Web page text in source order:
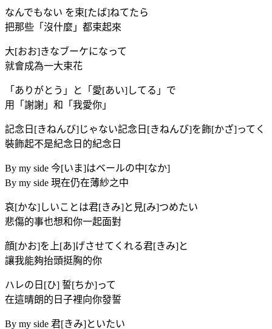
なんでもない を束[たば]ねてたら
把那些「沒什麼」都束起來
大[おお]きなブーケになって
就會成為一大束花
「ありがとう」と「愛[あい]してる」で
用「謝謝」和「我愛你」
記念日[きねんび]じゃない記念日[きねんび]を飾[かざ]ってく
裝飾起不是紀念日的紀念日
By my side 今[いま]はベールの中[なか]
By my side 現在仍在薄紗之中
哀[かな]しいことは君[きみ]と見[み]つめたい
悲傷的事也想和你一起面對
顔[かお]を上[あ]げさせてくれる君[きみ]と
讓我能夠抬頭挺胸的你
ハレの日[ひ] 誓[ちか]って
在這晴朗的日子裡向你發誓
By my side 君[きみ]といたい